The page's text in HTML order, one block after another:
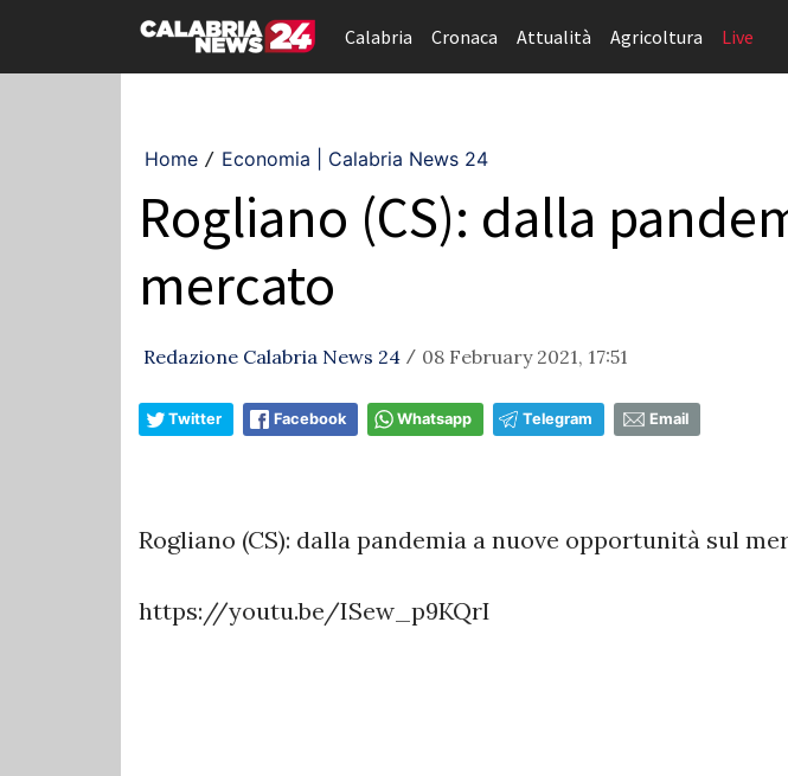
Calabria Cronaca Attualità Agricoltura Live
Home / Economia | Calabria News 24
Rogliano (CS): dalla
mercato
Redazione Calabria News 24 / 08 February 2021, 17:51
Twitter Facebook Whatsapp Telegram Email
Rogliano (CS): dalla pandemia a nuove opportunità sul
https://youtu.be/ISew_p9KQrI